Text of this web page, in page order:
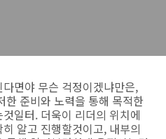
면야 무슨 걱정이겠냐만은,
한 준비와 노력을 통해 목적한
일터. 더욱이 리더의 위치에
알고 진행할것이고, 내부의